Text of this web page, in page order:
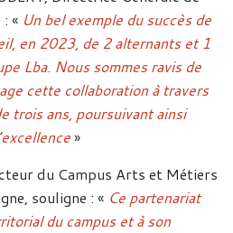
« Un bel exemple du succès de
en 2023, de 2 alternants et 1
Lba. Nous sommes ravis de
cette collaboration à travers
trois ans, poursuivant ainsi
»
du Campus Arts et Métiers
souligne : « Ce partenariat
du campus et à son